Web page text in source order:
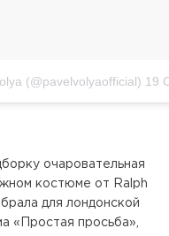
(@pavelvolyaofficial) 19
очаровательная
костюме от Ralph
для лондонской
«Простая просьба»,